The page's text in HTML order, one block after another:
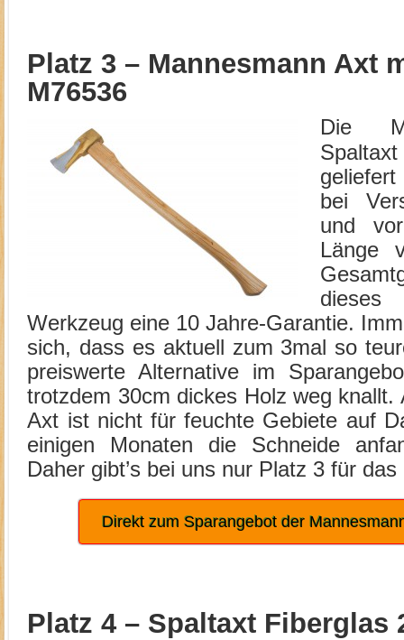
Platz 3 – Mannesmann Axt
M76536
Die
bei
und
Länge
Werkzeug eine 10 Jahre-Garantie.
sich, dass es aktuell zum 3mal so
preiswerte Alternative im
trotzdem 30cm dickes Holz weg knallt.
Axt ist nicht für feuchte Gebiete auf
einigen Monaten die Schneide
Daher gibt’s bei uns nur Platz 3 für
Direkt zum Sparangebot der
Platz 4 – Spaltaxt Fiberglas